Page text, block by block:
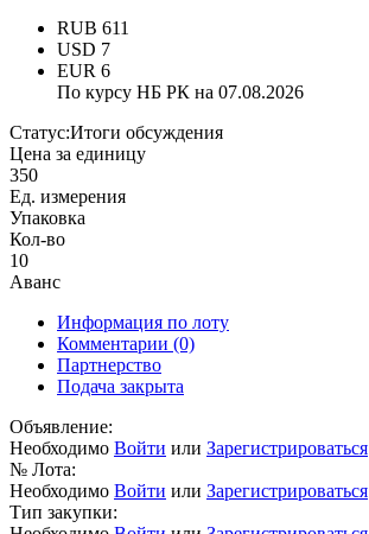
RUB 611
USD 7
EUR 6
По курсу НБ РК на 07.08.2026
Статус:Итоги обсуждения
Цена за единицу
350
Ед. измерения
Упаковка
Кол-во
10
Аванс
Информация по лоту
Комментарии (0)
Партнерство
Подача закрыта
Объявление:
Необходимо Войти или Зарегистрироваться
№ Лота:
Необходимо Войти или Зарегистрироваться
Тип закупки: